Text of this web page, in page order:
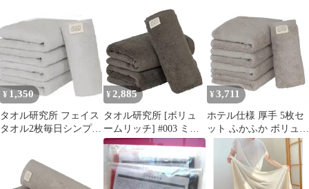
ジュ 3枚セット ホテル
仕様 厚手 ふかふか ボ
リューム 高速吸水 耐久
性 綿100% 480GSM
JapanTechnology 1
¥ 1,350
タオル研究所 フェイス
タオル2枚毎日シンプル
¥ 2,885
タオル研究所 [ボリュ
ームリッチ] #003 ミニ
バスタオル チャコール
グレー 3枚セット ホテ
ル仕様 厚手 ふかふか
ボリューム 高速吸水 耐
¥ 3,711
ホテル仕様 厚手 5枚セ
ット ふかふか ボリュー
ム ライトグレー 高速吸
水 フェイスタオル 耐久
性 綿100% #003
480GSM タオル研究所